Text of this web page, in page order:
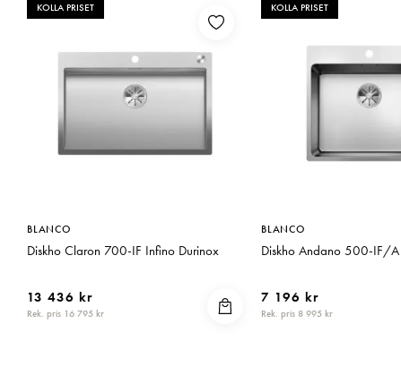
KOLLA PRISET
BLANCO
Diskho Claron 700-IF Infino Durinox
13 436 kr
Rek. pris 16 795 kr
KOLLA PRISET
BLANCO
Diskho Andano 500-IF/
7 196 kr
Rek. pris 8 995 kr